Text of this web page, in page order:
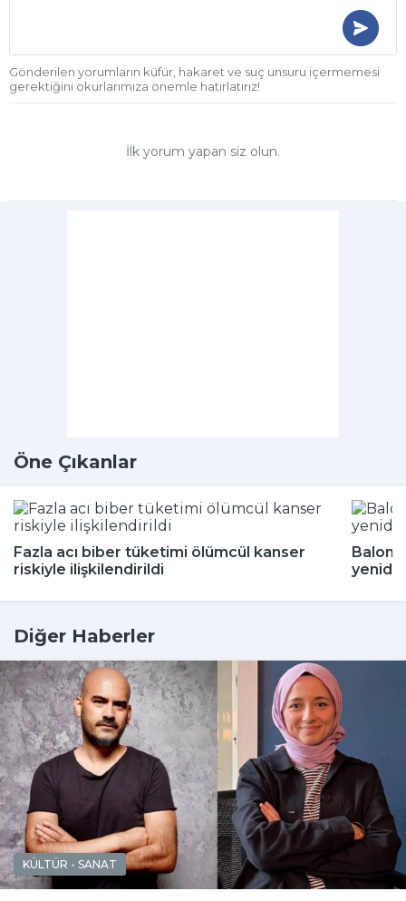
Gönderilen yorumların küfür, hakaret ve suç unsuru içermemesi
gerektiğini okurlarımıza önemle hatırlatırız!
İlk yorum yapan siz olun.
Öne Çıkanlar
Fazla acı biber tüketimi ölümcül kanser
riskiyle ilişkilendirildi
Balon
Diğer Haberler
KÜLTÜR - SANAT